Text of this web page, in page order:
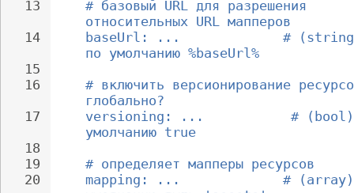
13
14
15
16
17
18
19
20
# базовый URL для разрешения
относительных URL мапперов
baseUrl: ...             #
по умолчанию %baseUrl%
# включить версионирование
глобально?
versioning: ...           #
умолчанию true
# определяет мапперы ресурсов
mapping: ...             #